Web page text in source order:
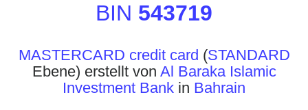
API
BIN
Generator
BIN 543719
MASTERCARD credit card (STANDARD
Ebene) erstellt von Al Baraka Islamic
Investment Bank in Bahrain